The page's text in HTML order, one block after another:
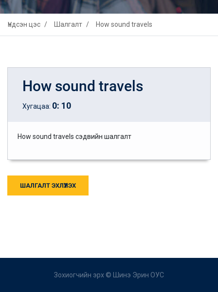
Үндсэн цэс Шалгалт How sound travels
How sound travels
Хугацаа: 0: 10
How sound travels сэдвийн шалгалт
ШАЛГАЛТ ЭХЛҮҮЛЭХ
Зохиогчийн эрх © Шинэ Эрин ОУС